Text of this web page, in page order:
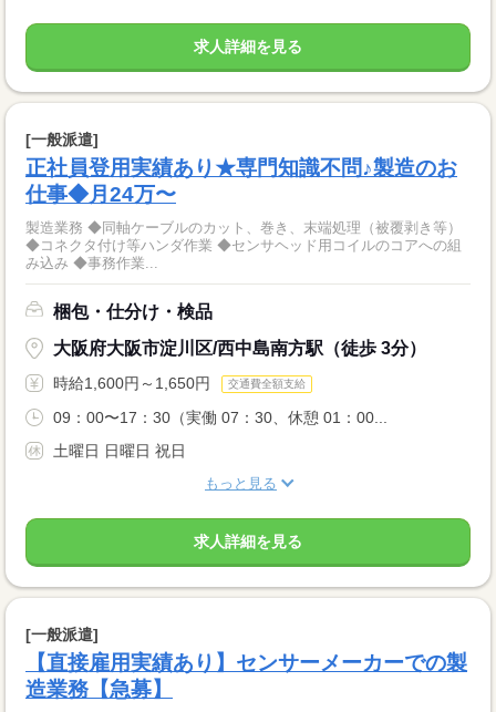
求人詳細を見る
[一般派遣]
正社員登用実績あり★専門知識不問♪製造のお
仕事◆月24万〜
製造業務 ◆同軸ケーブルのカット、巻き、末端処理（被覆剥き等）
◆コネクタ付け等ハンダ作業 ◆センサヘッド用コイルのコアへの組
み込み ◆事務作業...
梱包・仕分け・検品
大阪府大阪市淀川区/西中島南方駅（徒歩 3分）
時給1,600円～1,650円 交通費全額支給
09：00〜17：30（実働 07：30、休憩 01：00...
土曜日 日曜日 祝日
もっと見る
求人詳細を見る
[一般派遣]
【直接雇用実績あり】センサーメーカーでの製
造業務【急募】